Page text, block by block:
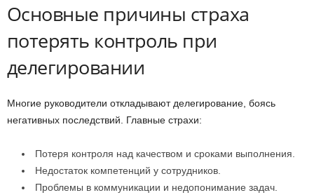
Основные причины страха
потерять контроль при
делегировании
Многие руководители откладывают делегирование, боясь
негативных последствий. Главные страхи:
Потеря контроля над качеством и сроками выполнения.
Недостаток компетенций у сотрудников.
Проблемы в коммуникации и недопонимание задач.